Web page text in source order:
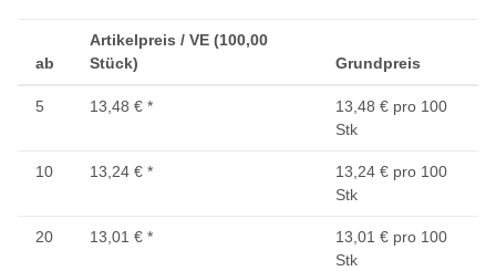
ab
Artikelpreis / VE (100,00
Stück)
Grundpreis
5 13,48 € *
13,48 € pro 100
Stk
10 13,24 € *
13,24 € pro 100
Stk
20 13,01 € *
13,01 € pro 100
Stk